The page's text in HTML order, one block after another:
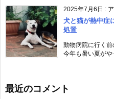
2025年7月6日 :
犬と猫が熱中
処置
動物病院に行く前
今年も暑い夏がや
最近のコメント